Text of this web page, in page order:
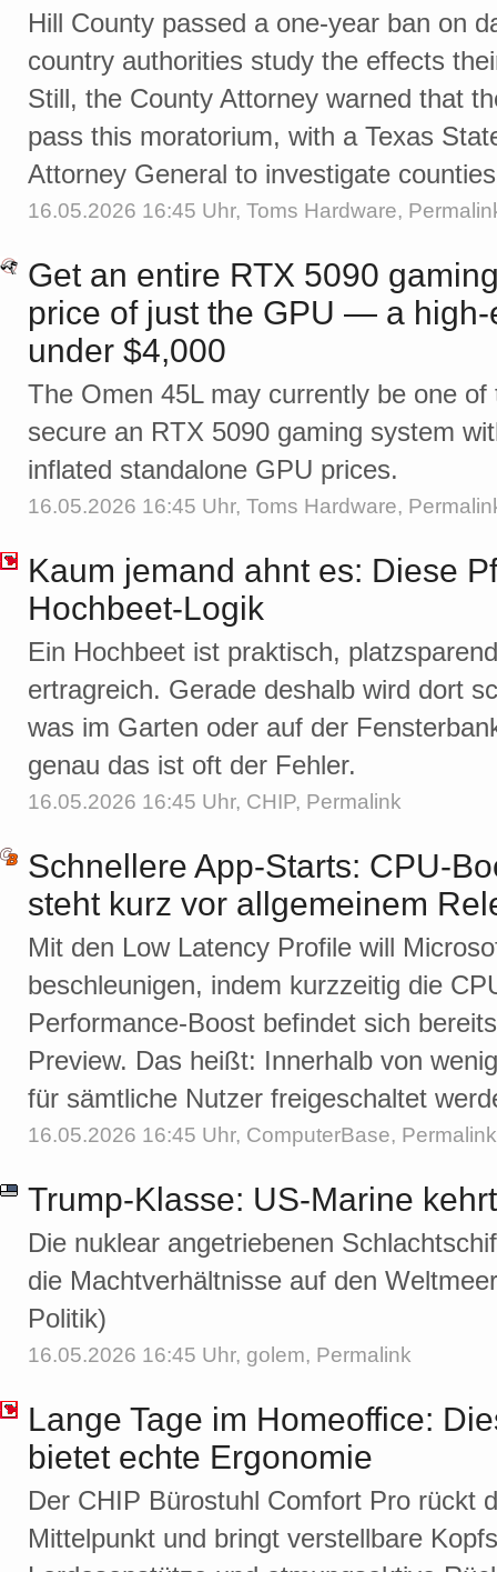
Hill County passed a one-year ban on
country authorities study the effects
Still, the County Attorney warned that
pass this moratorium, with a Texas
Attorney General to investigate
16.05.2026 16:45 Uhr, Toms Hardware,
Get an entire RTX 5090
price of just the GPU — a
under $4,000
The Omen 45L may currently be one
secure an RTX 5090 gaming system
inflated standalone GPU prices.
16.05.2026 16:45 Uhr, Toms Hardware,
Kaum jemand ahnt es: Diese
Hochbeet-Logik
Ein Hochbeet ist praktisch,
ertragreich. Gerade deshalb wird dort
was im Garten oder auf der
genau das ist oft der Fehler.
16.05.2026 16:45 Uhr, CHIP, Permalink
Schnellere App-Starts: CPU-
steht kurz vor allgemeinem
Mit den Low Latency Profile will
beschleunigen, indem kurzzeitig die
Performance-Boost befindet sich
Preview. Das heißt: Innerhalb von
für sämtliche Nutzer freigeschaltet
16.05.2026 16:45 Uhr, ComputerBase, Permalink
Trump-Klasse: US-Marine
Die nuklear angetriebenen
die Machtverhältnisse auf den
Politik)
16.05.2026 16:45 Uhr, golem, Permalink
Lange Tage im Homeoffice:
bietet echte Ergonomie
Der CHIP Bürostuhl Comfort Pro rückt
Mittelpunkt und bringt verstellbare